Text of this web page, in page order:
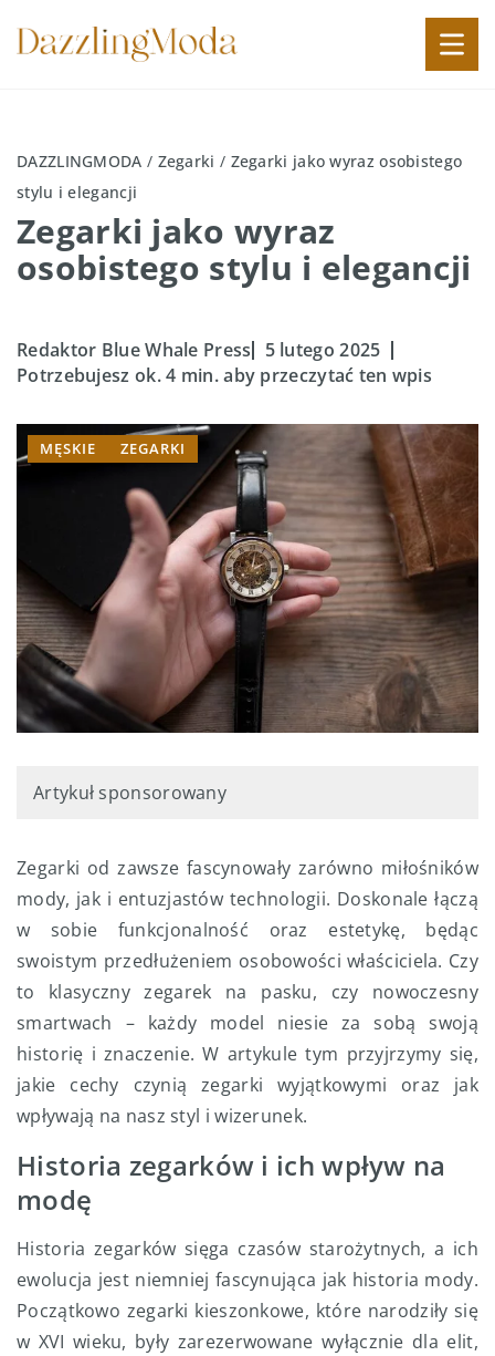
DAZZLINGMODA / Zegarki / Zegarki jako wyraz osobistego
stylu i elegancji
Zegarki jako wyraz
osobistego stylu i elegancji
Redaktor Blue Whale Press
5 lutego 2025
Potrzebujesz ok. 4 min. aby przeczytać ten wpis
MĘSKIE ZEGARKI
Artykuł sponsorowany
Zegarki od zawsze fascynowały zarówno miłośników
mody, jak i entuzjastów technologii. Doskonale łączą
w sobie funkcjonalność oraz estetykę, będąc
swoistym przedłużeniem osobowości właściciela. Czy
to klasyczny zegarek na pasku, czy nowoczesny
smartwach – każdy model niesie za sobą swoją
historię i znaczenie. W artykule tym przyjrzymy się,
jakie cechy czynią zegarki wyjątkowymi oraz jak
wpływają na nasz styl i wizerunek.
Historia zegarków i ich wpływ na
modę
Historia zegarków sięga czasów starożytnych, a ich
ewolucja jest niemniej fascynująca jak historia mody.
Początkowo zegarki kieszonkowe, które narodziły się
w XVI wieku, były zarezerwowane wyłącznie dla elit,